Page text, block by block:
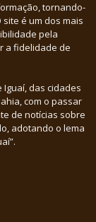
tornando-
é um dos mais
pela
a fidelidade de
das cidades
com o passar
de notícias sobre
adotando o lema